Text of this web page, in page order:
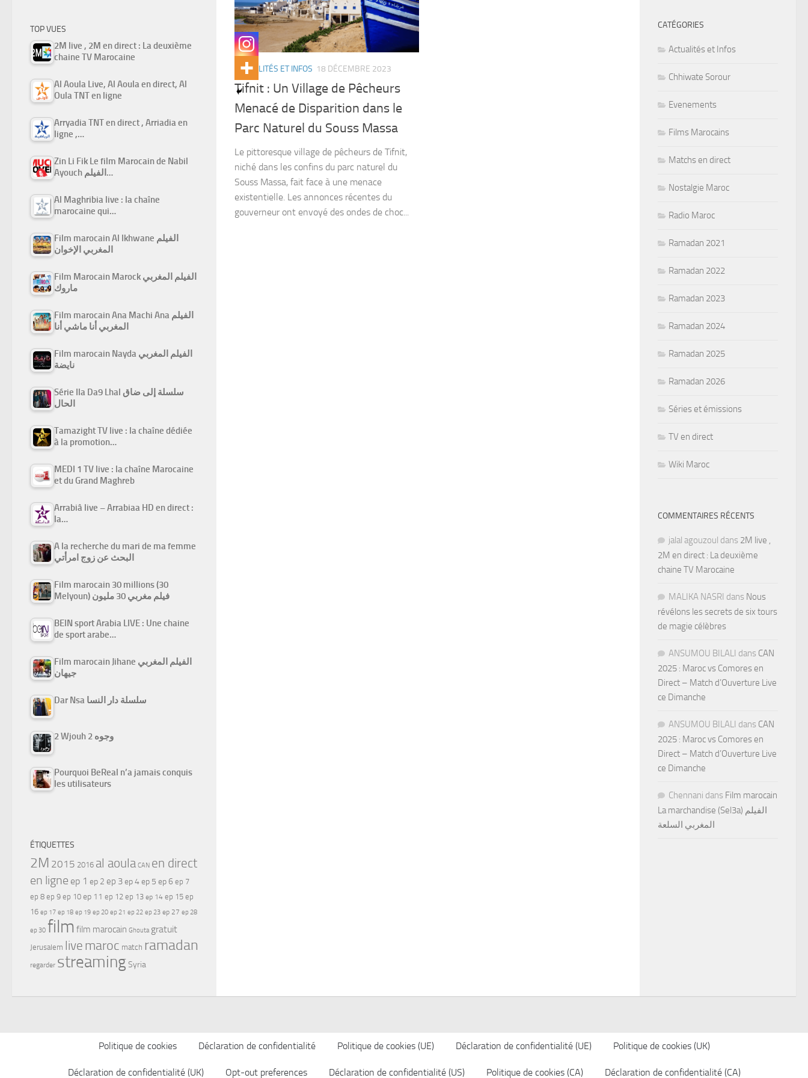
ACTUALITÉS ET INFOS 18 DÉCEMBRE 2023
Tifnit : Un Village de Pêcheurs
Menacé de Disparition dans le
Parc Naturel du Souss Massa
Le pittoresque village de pêcheurs de Tifnit,
niché dans les confins du parc naturel du
Souss Massa, fait face à une menace
existentielle. Les annonces récentes du
gouverneur ont envoyé des ondes de choc...
TOP VUES
2M live , 2M en direct : La deuxième
chaine TV Marocaine
Al Aoula Live, Al Aoula en direct, Al
Oula TNT en ligne
Arryadia TNT en direct , Arriadia en
ligne ,…
Zin Li Fik Le film Marocain de Nabil
Ayouch الفيلم…
Al Maghribia live : la chaîne
marocaine qui…
Film marocain Al Ikhwane الفيلم
المغربي الإخوان
Film Marocain Marock الفيلم المغربي
ماروك
Film marocain Ana Machi Ana الفيلم
المغربي أنا ماشي أنا
Film marocain Nayda الفيلم المغربي
نايضة
Série Ila Da9 Lhal سلسلة إلى ضاق
الحال
Tamazight TV live : la chaîne dédiée
à la promotion…
MEDI 1 TV live : la chaîne Marocaine
et du Grand Maghreb
Arrabiâ live – Arrabiaa HD en direct :
la…
A la recherche du mari de ma femme
البحث عن زوج امرأتي
Film marocain 30 millions (30
Melyoun) فيلم مغربي 30 مليون
BEIN sport Arabia LIVE : Une chaine
de sport arabe…
Film marocain Jihane الفيلم المغربي
جيهان
Dar Nsa سلسلة دار النسا
2 Wjouh 2 وجوه
Pourquoi BeReal n’a jamais conquis
les utilisateurs
ÉTIQUETTES
2M 2015 2016 al aoula CAN en direct
en ligne ep 1 ep 2 ep 3ep 4ep 5 ep 6 ep 7
ep 8 ep 9 ep 10 ep 11 ep 12 ep 13 ep 14 ep 15 ep
16 ep 17 ep 18 ep 19 ep 20 ep 21 ep 22 ep 23 ep 27 ep 28
ep 30 film film marocain Ghouta gratuit
Jerusalem live maroc match ramadan
regarder streamingSyria
CATÉGORIES
Actualités et Infos
Chhiwate Sorour
Evenements
Films Marocains
Matchs en direct
Nostalgie Maroc
Radio Maroc
Ramadan 2021
Ramadan 2022
Ramadan 2023
Ramadan 2024
Ramadan 2025
Ramadan 2026
Séries et émissions
TV en direct
Wiki Maroc
COMMENTAIRES RÉCENTS
jalal agouzoul dans 2M live ,
2M en direct : La deuxième
chaine TV Marocaine
MALIKA NASRI dans Nous
révélons les secrets de six tours
de magie célèbres
ANSUMOU BILALI dans CAN
2025 : Maroc vs Comores en
Direct – Match d’Ouverture Live
ce Dimanche
ANSUMOU BILALI dans CAN
2025 : Maroc vs Comores en
Direct – Match d’Ouverture Live
ce Dimanche
Chennani dans Film marocain
La marchandise (Sel3a) الفيلم
المغربي السلعة
Politique de cookies Déclaration de confidentialité Politique de cookies (UE) Déclaration de confidentialité (UE) Politique de cookies (UK)
Déclaration de confidentialité (UK) Opt-out preferences Déclaration de confidentialité (US) Politique de cookies (CA) Déclaration de confidentialité (CA)